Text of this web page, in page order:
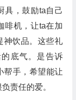
具，鼓励ta自己
啡机，让ta在加
神饮品。这些礼
底气。是告诉
帮手，希望能让
责任的爱。